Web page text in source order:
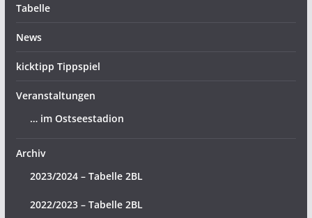
Tabelle
News
kicktipp Tippspiel
Veranstaltungen
… im Ostseestadion
Archiv
2023/2024 – Tabelle 2BL
2022/2023 – Tabelle 2BL